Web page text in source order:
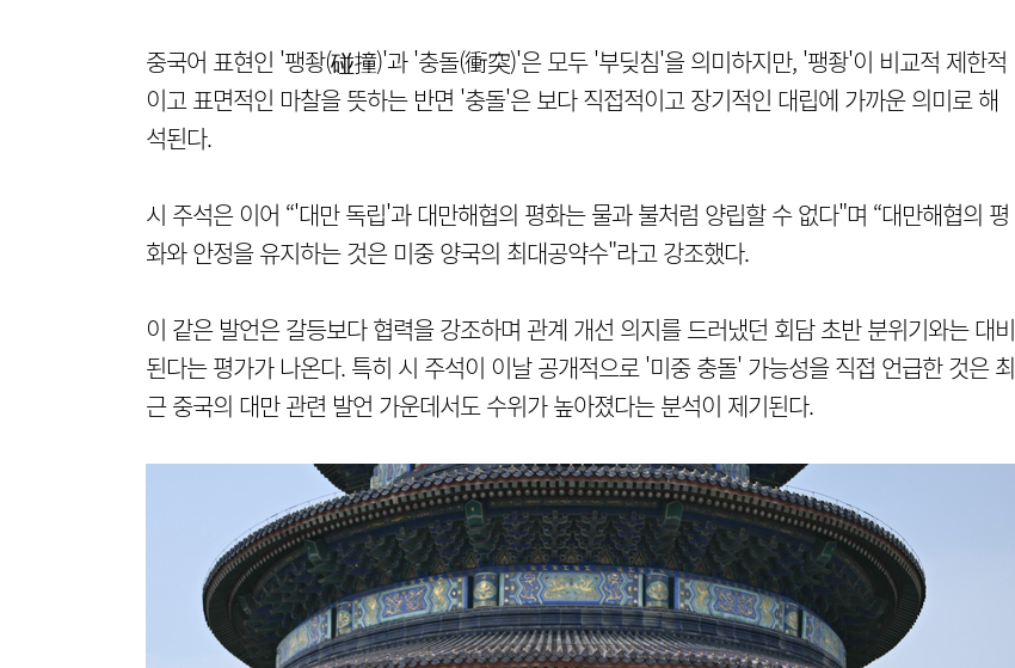
중국어 표현인 '팽좡(碰撞)'과 '충돌(衝突)'은 모두 '부딪침'을 의미하지만, '팽좡'이 비교적 제한적
이고 표면적인 마찰을 뜻하는 반면 '충돌'은 보다 직접적이고 장기적인 대립에 가까운 의미로 해
석된다.
시 주석은 이어 “'대만 독립'과 대만해협의 평화는 물과 불처럼 양립할 수 없다"며 “대만해협의 평
화와 안정을 유지하는 것은 미중 양국의 최대공약수"라고 강조했다.
이 같은 발언은 갈등보다 협력을 강조하며 관계 개선 의지를 드러냈던 회담 초반 분위기와는 대비
된다는 평가가 나온다. 특히 시 주석이 이날 공개적으로 '미중 충돌' 가능성을 직접 언급한 것은 최
근 중국의 대만 관련 발언 가운데서도 수위가 높아졌다는 분석이 제기된다.